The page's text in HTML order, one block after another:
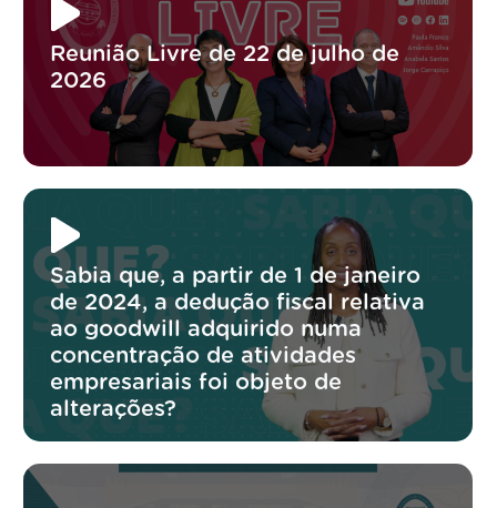
Reunião Livre de 22 de julho de
2026
Sabia que, a partir de 1 de janeiro
de 2024, a dedução fiscal relativa
ao goodwill adquirido numa
concentração de atividades
empresariais foi objeto de
alterações?